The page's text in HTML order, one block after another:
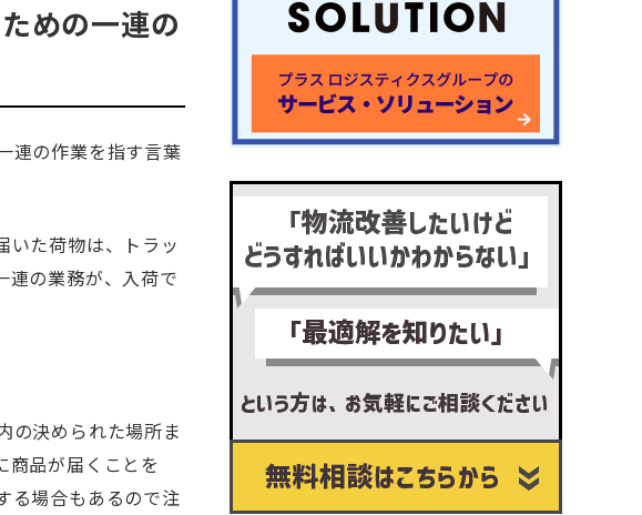
めの一連の
連の作業を指す言葉
いた荷物は、トラッ
連の業務が、入荷で
の決められた場所ま
商品が届くことを
る場合もあるので注